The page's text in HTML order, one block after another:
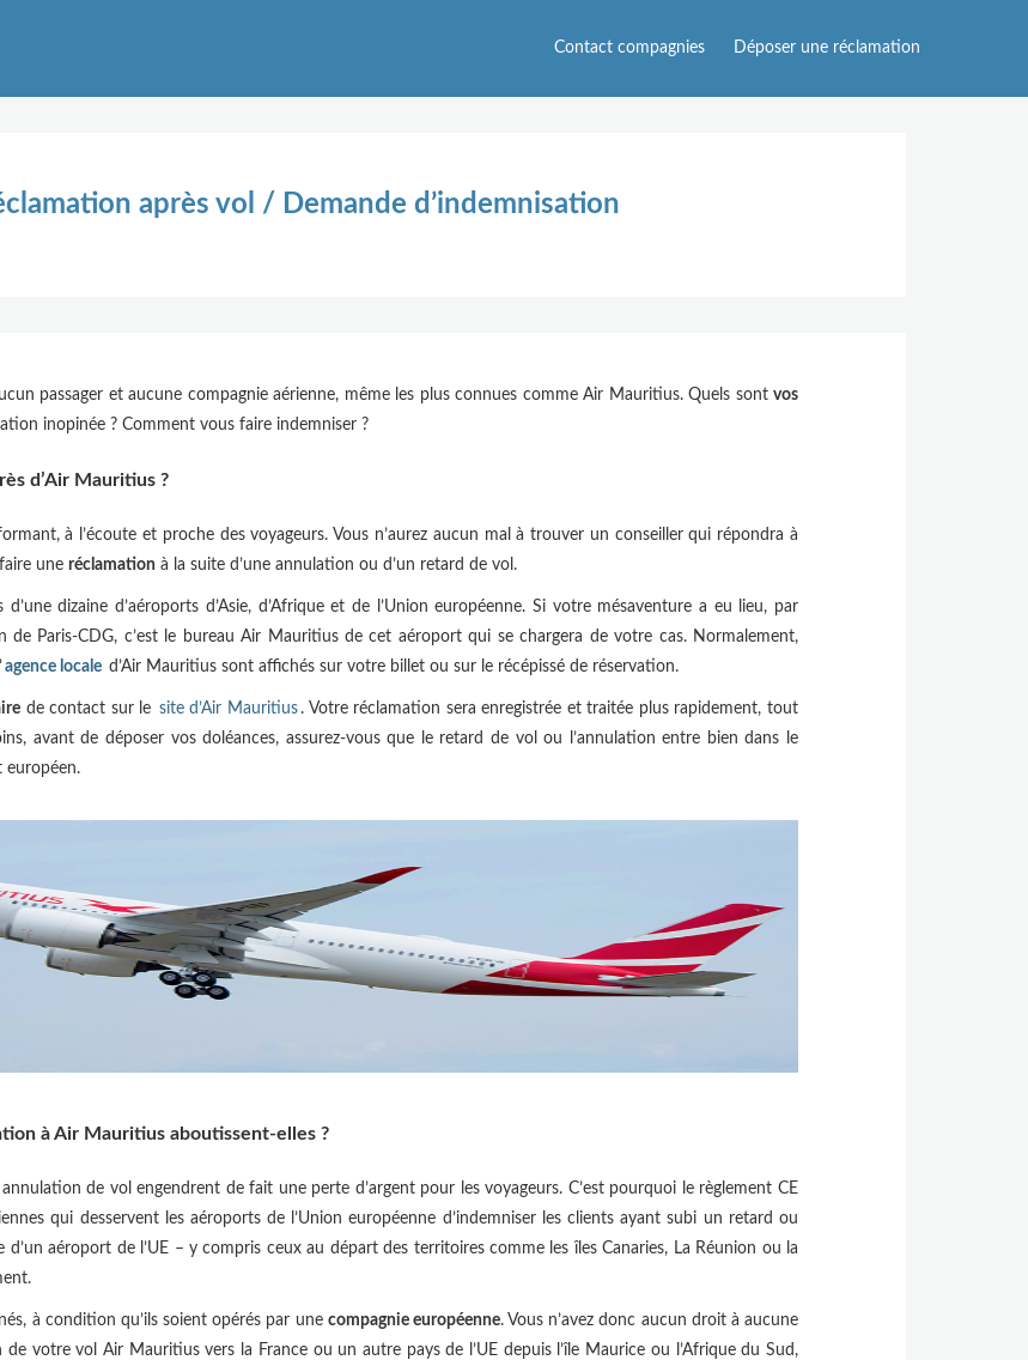
Contact compagnies Déposer une réclamation
après vol / Demande d’indemnisation
passager et aucune compagnie aérienne, même les plus connues comme Air Mauritius. Quels sont vos
inopinée ? Comment vous faire indemniser ?
d’Air Mauritius ?
à l’écoute et proche des voyageurs. Vous n’aurez aucun mal à trouver un conseiller qui répondra à
une réclamation à la suite d’une annulation ou d’un retard de vol.
dizaine d’aéroports d’Asie, d’Afrique et de l’Union européenne. Si votre mésaventure a eu lieu, par
Paris-CDG, c’est le bureau Air Mauritius de cet aéroport qui se chargera de votre cas. Normalement,
agence locale d’Air Mauritius sont affichés sur votre billet ou sur le récépissé de réservation.
de contact sur le site d’Air Mauritius . Votre réclamation sera enregistrée et traitée plus rapidement, tout
avant de déposer vos doléances, assurez-vous que le retard de vol ou l’annulation entre bien dans le
européen.
à Air Mauritius aboutissent-elles ?
de vol engendrent de fait une perte d’argent pour les voyageurs. C’est pourquoi le règlement CE
qui desservent les aéroports de l’Union européenne d’indemniser les clients ayant subi un retard ou
aéroport de l’UE – y compris ceux au départ des territoires comme les îles Canaries, La Réunion ou la
à condition qu’ils soient opérés par une compagnie européenne. Vous n’avez donc aucun droit à aucune
votre vol Air Mauritius vers la France ou un autre pays de l’UE depuis l’île Maurice ou l’Afrique du Sud,